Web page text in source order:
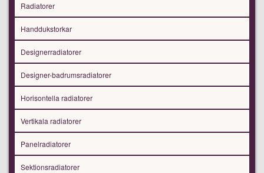
Radiatorer
Handdukstorkar
Designerradiatorer
Designer-badrumsradiatorer
Horisontella radiatorer
Vertikala radiatorer
Panelradiatorer
Sektionsradiatorer